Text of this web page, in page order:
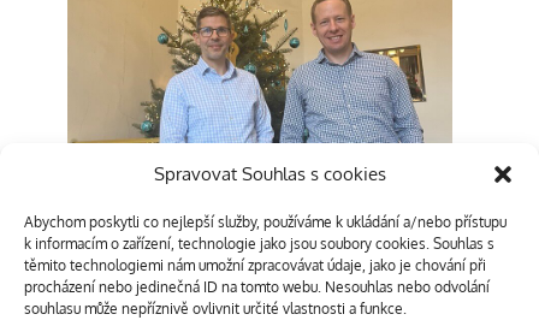
Spravovat Souhlas s cookies
Abychom poskytli co nejlepší služby, používáme k ukládání a/nebo přístupu
k informacím o zařízení, technologie jako jsou soubory cookies. Souhlas s
těmito technologiemi nám umožní zpracovávat údaje, jako je chování při
procházení nebo jedinečná ID na tomto webu. Nesouhlas nebo odvolání
souhlasu může nepříznivě ovlivnit určité vlastnosti a funkce.